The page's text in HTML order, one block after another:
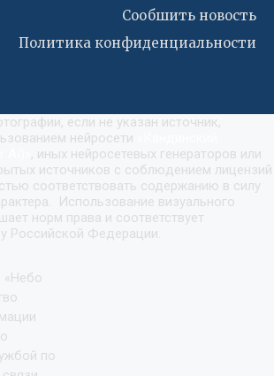
Сообшить новость
Политика конфиденциальности
если не указан источник,
нейросети
, иных нейросетевых генераторов или
источников с соблюдением лицензий
соответствовать содержанию в силу
Использование визуального
норм права и соответствует
Российской Федерации.
«Небо
по